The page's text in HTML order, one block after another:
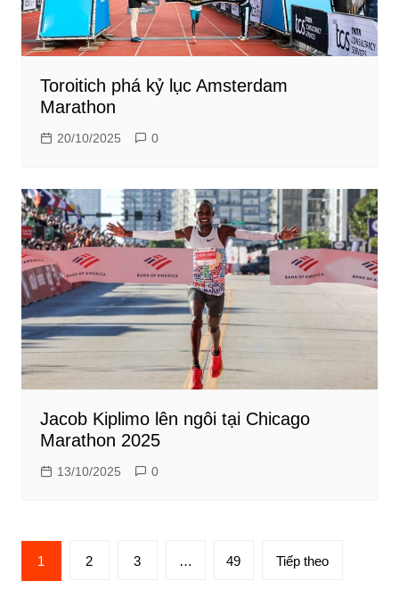
Toroitich phá kỷ lục Amsterdam
Marathon
20/10/2025 0
Jacob Kiplimo lên ngôi tại Chicago
Marathon 2025
13/10/2025 0
Phân
trang
1 2 3 … 49 Tiếp theo